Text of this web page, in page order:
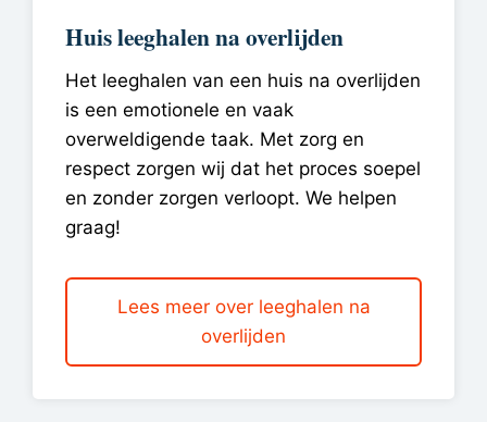
Huis leeghalen na overlijden
Het leeghalen van een huis na overlijden
is een emotionele en vaak
overweldigende taak. Met zorg en
respect zorgen wij dat het proces soepel
en zonder zorgen verloopt. We helpen
graag!
Lees meer over leeghalen na
overlijden